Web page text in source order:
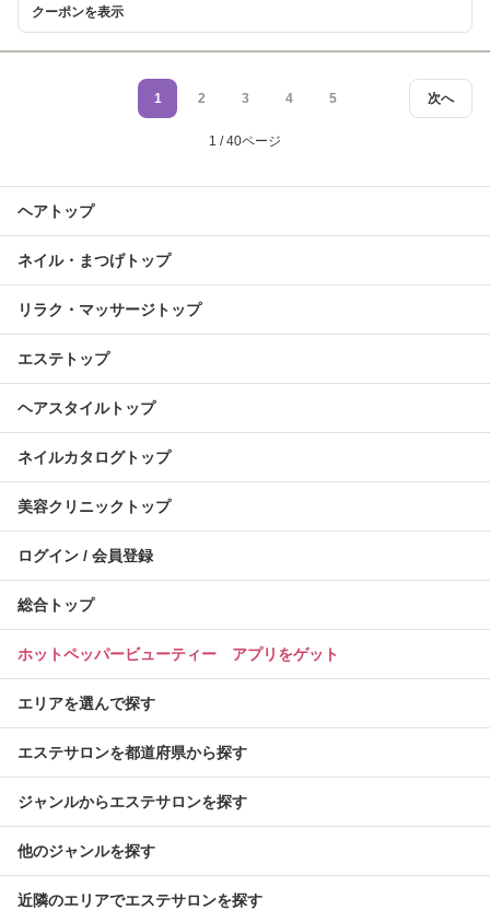
クーポンを表示
次へ
1 2 3 4 5
1 / 40ページ
ヘアトップ
ネイル・まつげトップ
リラク・マッサージトップ
エステトップ
ヘアスタイルトップ
ネイルカタログトップ
美容クリニックトップ
ログイン / 会員登録
総合トップ
ホットペッパービューティー アプリをゲット
エリアを選んで探す
エステサロンを都道府県から探す
ジャンルからエステサロンを探す
他のジャンルを探す
近隣のエリアでエステサロンを探す